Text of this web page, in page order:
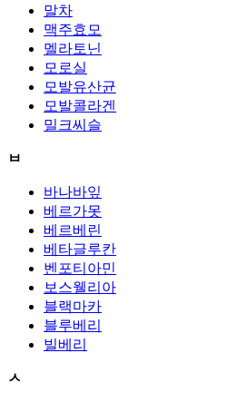
말차
맥주효모
멜라토닌
모로실
모발유산균
모발콜라겐
밀크씨슬
ㅂ
바나바잎
베르가못
베르베린
베타글루칸
벤포티아민
보스웰리아
블랙마카
블루베리
빌베리
ㅅ